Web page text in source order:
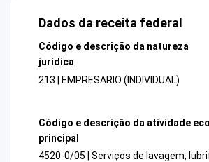
Dados da receita federal
Código e descrição da natureza
jurídica
213 | EMPRESARIO (INDIVIDUAL)
Código e descrição da atividade
principal
4520-0/05 | Serviços de lavagem,